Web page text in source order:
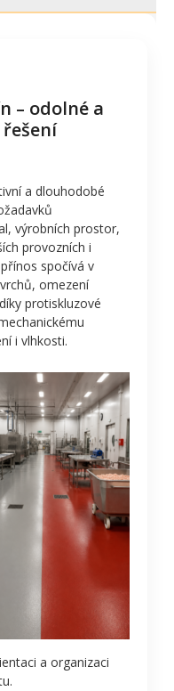
– odolné a
a dlouhodobé
výrobních prostor,
provozních i
spočívá v
omezení
protiskluzové
i vlhkosti.
a organizaci